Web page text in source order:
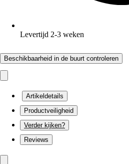
Levertijd 2-3 weken
Beschikbaarheid in de buurt controleren
Artikeldetails
Productveiligheid
Verder kijken?
Reviews